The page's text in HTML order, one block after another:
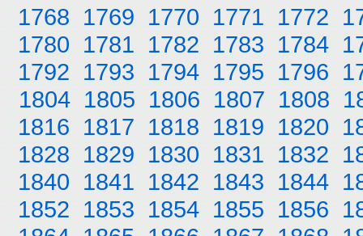
1768 1769 1770 1771 1772
1780 1781 1782 1783 1784
1792 1793 1794 1795 1796
1804 1805 1806 1807 1808
1816 1817 1818 1819 1820
1828 1829 1830 1831 1832
1840 1841 1842 1843 1844
1852 1853 1854 1855 1856